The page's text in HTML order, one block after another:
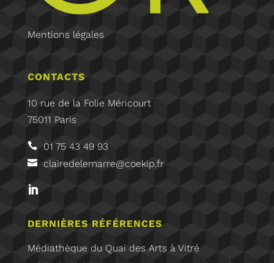
Mentions légales
CONTACTS
10 rue de la Folie Méricourt
75011 Paris
01 75 43 49 93
clairedelemarre@coekip.fr
DERNIÈRES RÉFÉRENCES
Médiathèque du Quai des Arts à Vitré